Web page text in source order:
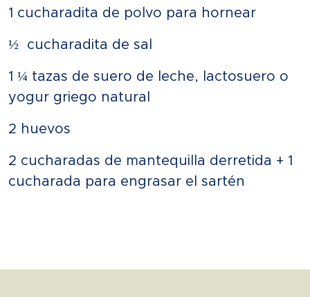
1 cucharadita de polvo para hornear
½ cucharadita de sal
1 ¼ tazas de suero de leche, lactosuero o
yogur griego natural
2 huevos
2 cucharadas de mantequilla derretida + 1
cucharada para engrasar el sartén